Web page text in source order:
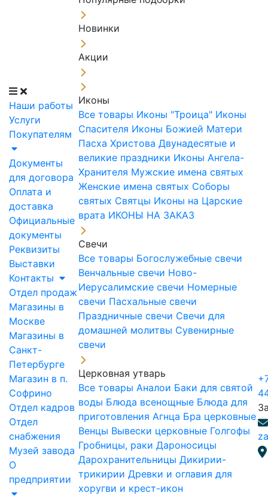
Наши работы
Услуги
Покупателям
Документы
для договора
Оплата и
доставка
Официальные
документы
Реквизиты
Выставки
Контакты
Отдел продаж
Магазины в
Москве
Магазины в
Санкт-
Петербурге
Магазин в п.
Софрино
Отдел кадров
Отдел
снабжения
Музей завода
О
предприятии
Новинки
Акции
Иконы
Все товары Иконы "Троица" Иконы
Спасителя Иконы Божией Матери
Пасха Христова Двунадесятые и
великие праздники Иконы Ангела-
Хранителя Мужские имена святых
Женские имена святых Соборы
святых Святцы Иконы на Царские
врата ИКОНЫ НА ЗАКАЗ
Свечи
Все товары Богослужебные свечи
Венчальные свечи Ново-
Иерусалимские свечи Номерные
свечи Пасхальные свечи
Праздничные свечи Свечи для
домашней молитвы Сувенирные
свечи
Церковная утварь
Все товары Аналои Баки для святой
воды Блюда всенощные Блюда для
приготовления Агнца Бра церковные
Венцы Вывески церковные Голгофы
Гробницы, раки Дароносицы
Дарохранительницы Дикирии-
трикирии Древки и оглавия для
хоругви и крест-икон